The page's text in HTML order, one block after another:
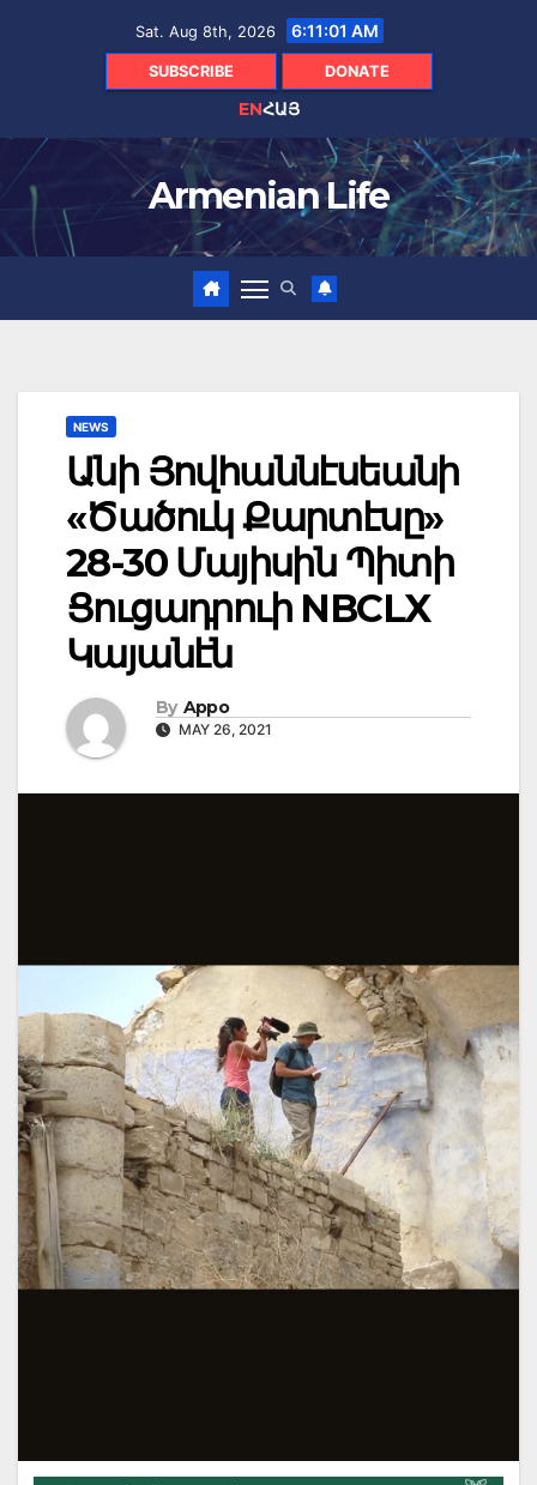
Sat. Aug 8th, 2026 6:11:02 AM
SUBSCRIBE DONATE
ENՀԱՅ
Armenian Life
NEWS
Անի Յովհաննէսեանի
«Ծածուկ Քարտէսը»
28-30 Մայիսին Պիտի
Ցուցադրուի NBCLX
Կայանէն
By Appo
MAY 26, 2021